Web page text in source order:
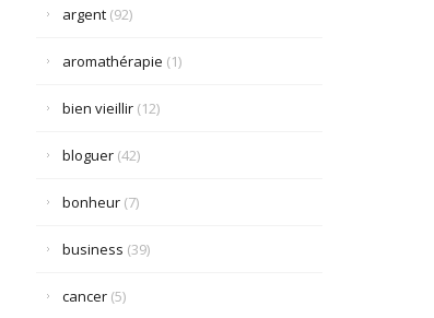
argent(92)
aromathérapie (1)
bien vieillir(12)
bloguer(42)
bonheur(7)
business (39)
cancer(5)